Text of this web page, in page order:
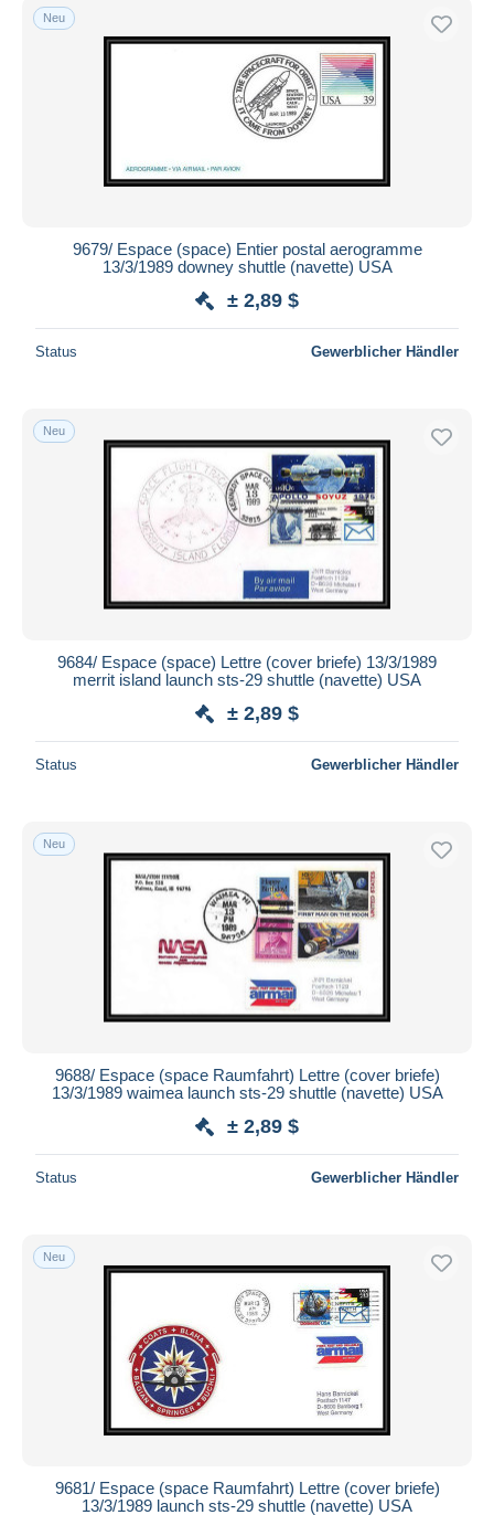
Neu
9679/ Espace (space) Entier postal aerogramme
13/3/1989 downey shuttle (navette) USA
± 2,89 $
Status Gewerblicher Händler
Neu
9684/ Espace (space) Lettre (cover briefe) 13/3/1989
merrit island launch sts-29 shuttle (navette) USA
± 2,89 $
Status Gewerblicher Händler
Neu
9688/ Espace (space Raumfahrt) Lettre (cover briefe)
13/3/1989 waimea launch sts-29 shuttle (navette) USA
± 2,89 $
Status Gewerblicher Händler
Neu
9681/ Espace (space Raumfahrt) Lettre (cover briefe)
13/3/1989 launch sts-29 shuttle (navette) USA